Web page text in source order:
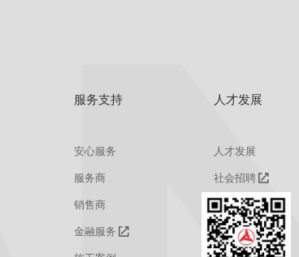
服务支持
安心服务
服务商
销售商
金融服务
人才发展
人才发展
社会招聘
校园招聘